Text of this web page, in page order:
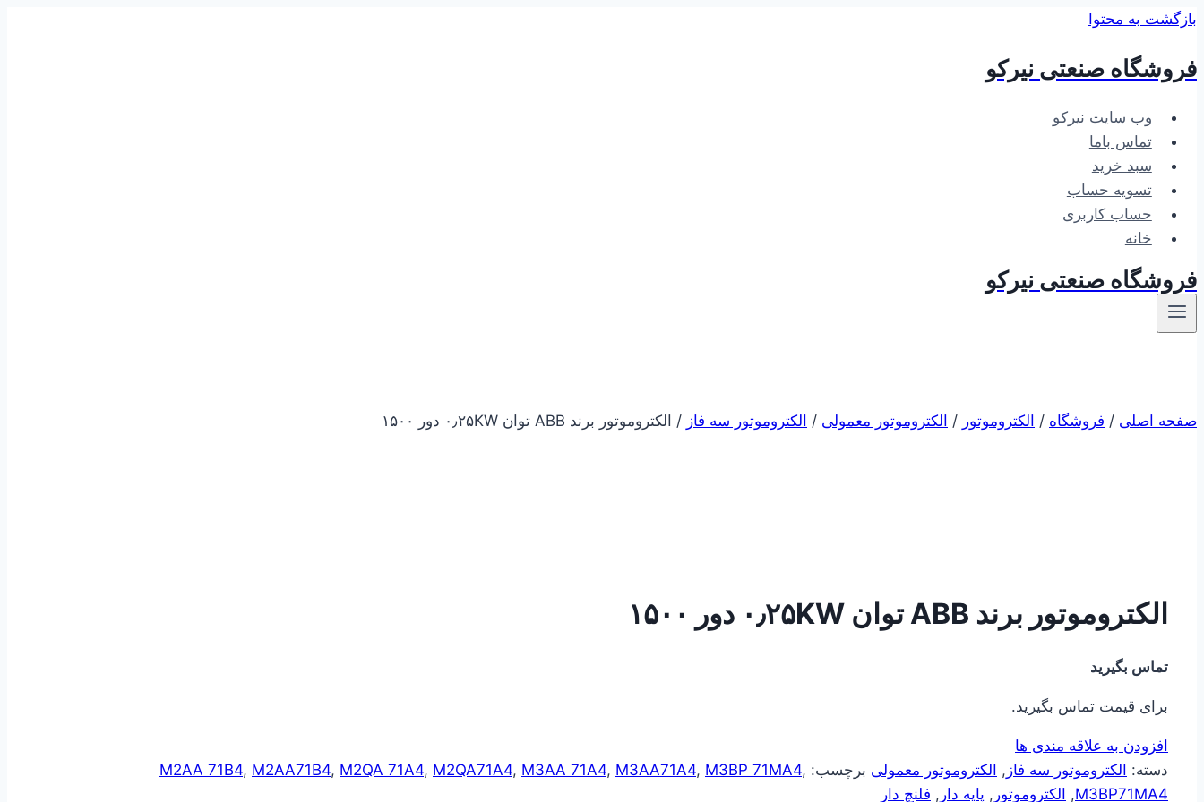
بازگشت به محتوا
فروشگاه صنعتی نیرکو
وب سایت نیرکو
تماس باما
سبد خرید
تسویه حساب
حساب کاربری
خانه
فروشگاه صنعتی نیرکو
صفحه اصلی / فروشگاه / الکتروموتور / الکتروموتور معمولی / الکتروموتور سه فاز / الکتروموتور برند ABB توان ۰٫۲۵KW دور ۱۵۰۰
الکتروموتور برند ABB توان ۰٫۲۵KW دور ۱۵۰۰
تماس بگیرید
برای قیمت تماس بگیرید.
افزودن به علاقه مندی ها
دسته: الکتروموتور سه فاز , الکتروموتور معمولی برچسب: M2AA 71B4, M2AA71B4, M2QA 71A4, M2QA71A4, M3AA 71A4, M3AA71A4, M3BP 71MA4,
M3BP71MA4
, الکتروموتور , پایه دار , فلنچ دار